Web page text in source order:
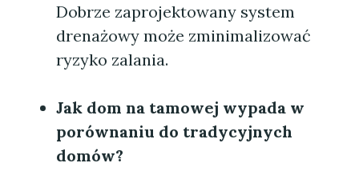
Dobrze zaprojektowany system
drenażowy może zminimalizować
ryzyko zalania.
Jak dom na tamowej wypada w
porównaniu do tradycyjnych
domów?